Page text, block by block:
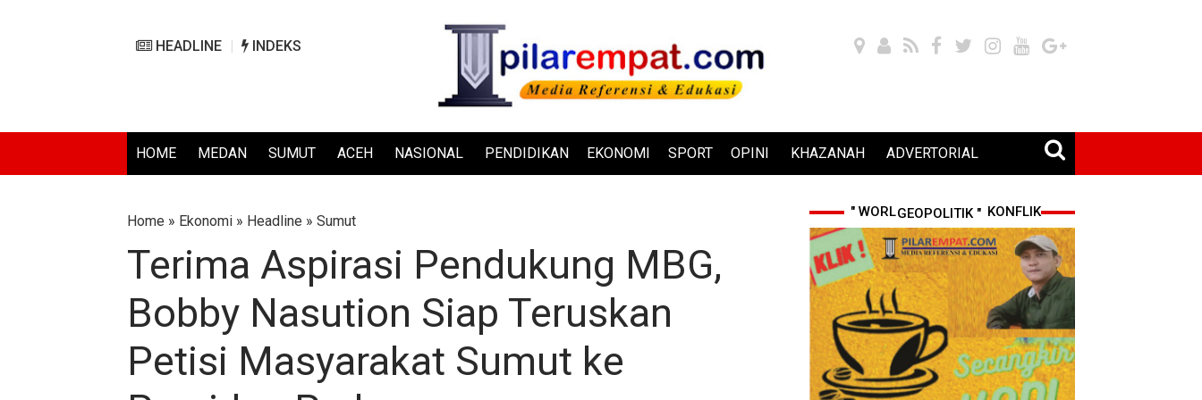
HEADLINE INDEKS
HOME MEDAN SUMUT ACEH NASIONAL PENDIDIKAN EKONOMI SPORT OPINI KHAZANAH ADVERTORIAL
Home » Ekonomi » Headline » Sumut
Terima Aspirasi Pendukung MBG,
Bobby Nasution Siap Teruskan
Petisi Masyarakat Sumut ke
" WORLD CUP 2026 & KONFLIK GEOPOLITIK "